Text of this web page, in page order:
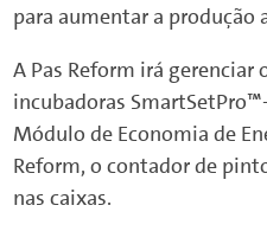
para aumentar a produção
A Pas Reform irá
incubadoras
Módulo de Economia de
Reform, o contador de
nas caixas.